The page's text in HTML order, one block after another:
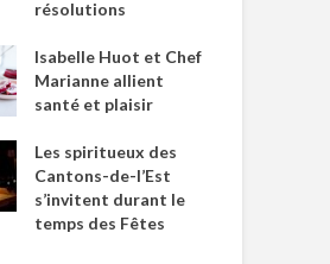
résolutions
Isabelle Huot et Chef
Marianne allient
santé et plaisir
Les spiritueux des
Cantons-de-l’Est
s’invitent durant le
temps des Fêtes